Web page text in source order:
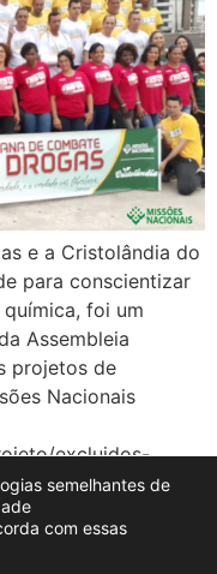
e a Cristolândia do
para conscientizar
foi um
Assembleia
projetos de
Nacionais
excluidos-
se-doe/ […]
semelhantes de
com essas